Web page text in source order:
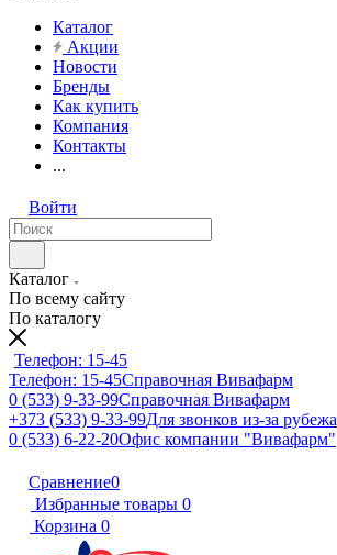
Каталог
Акции
Новости
Бренды
Как купить
Компания
Контакты
...
Войти
Каталог
По всему сайту
По каталогу
Телефон: 15-45
Телефон: 15-45Справочная Вивафарм
0 (533) 9-33-99Справочная Вивафарм
+373 (533) 9-33-99Для звонков из-за рубежа
0 (533) 6-22-20Офис компании "Вивафарм"
Сравнение0
Избранные товары 0
Корзина 0